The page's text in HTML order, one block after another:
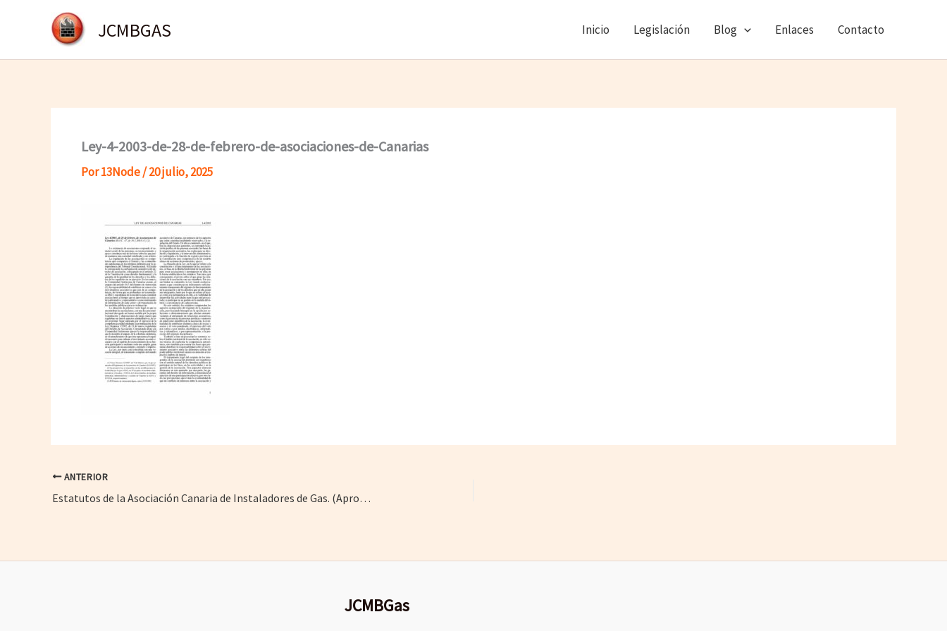
JCMBGAS Inicio Legislación Blog Enlaces Contacto
Ley-4-2003-de-28-de-febrero-de-asociaciones-de-Canarias
Por13Node/20 julio, 2025
ANTERIOR
Estatutos de la Asociación Canaria de Instaladores de Gas. (Aprobados el 7 de julio de 2012)
JCMBGas